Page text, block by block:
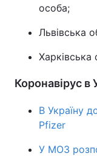
особа;
Львівська
Харківська
Коронавірус в
В Україну
Pfizer
У МОЗ